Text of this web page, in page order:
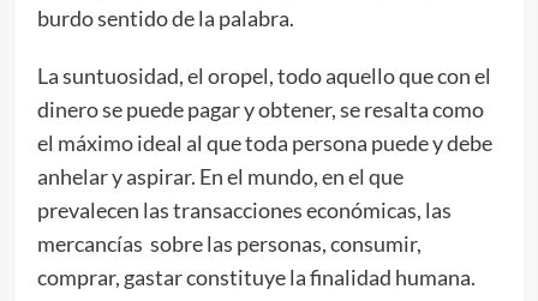
burdo sentido de la palabra.
La suntuosidad, el oropel, todo aquello que con el
dinero se puede pagar y obtener, se resalta como
el máximo ideal al que toda persona puede y debe
anhelar y aspirar. En el mundo, en el que
prevalecen las transacciones económicas, las
mercancías sobre las personas, consumir,
comprar, gastar constituye la finalidad humana.